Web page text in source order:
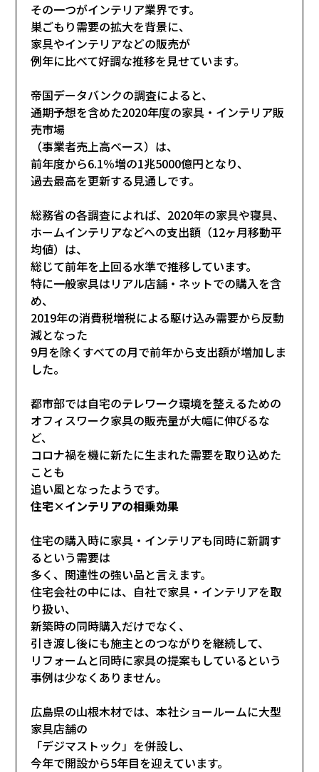
その一つがインテリア業界です。
巣ごもり需要の拡大を背景に、
家具やインテリアなどの販売が
例年に比べて好調な推移を見せています。
帝国データバンクの調査によると、
通期予想を含めた2020年度の家具・インテリア販
売市場
（事業者売上高ベース）は、
前年度から6.1％増の1兆5000億円となり、
過去最高を更新する見通しです。
総務省の各調査によれば、2020年の家具や寝具、
ホームインテリアなどへの支出額（12ヶ月移動平
均値）は、
総じて前年を上回る水準で推移しています。
特に一般家具はリアル店舗・ネットでの購入を含
め、
2019年の消費税増税による駆け込み需要から反動
減となった
9月を除くすべての月で前年から支出額が増加しま
した。
都市部では自宅のテレワーク環境を整えるための
オフィスワーク家具の販売量が大幅に伸びるな
ど、
コロナ禍を機に新たに生まれた需要を取り込めた
ことも
追い風となったようです。
住宅×インテリアの相乗効果
住宅の購入時に家具・インテリアも同時に新調す
るという需要は
多く、関連性の強い品と言えます。
住宅会社の中には、自社で家具・インテリアを取
り扱い、
新築時の同時購入だけでなく、
引き渡し後にも施主とのつながりを継続して、
リフォームと同時に家具の提案もしているという
事例は少なくありません。
広島県の山根木材では、本社ショールームに大型
家具店舗の
「デジマストック」を併設し、
今年で開設から5年目を迎えています。